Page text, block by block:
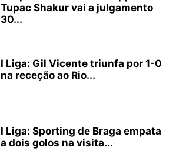
Tupac Shakur vai a julgamento
30...
I Liga: Gil Vicente triunfa por 1-0
na receção ao Rio...
I Liga: Sporting de Braga empata
a dois golos na visita...